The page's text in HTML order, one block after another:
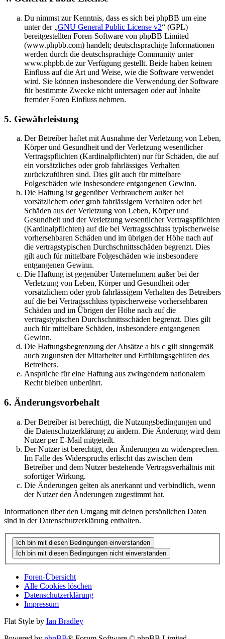
Du nimmst zur Kenntnis, dass es sich bei phpBB um eine
unter der „GNU General Public License v2“ (GPL)
bereitgestellten Foren-Software von phpBB Limited
(www.phpbb.com) handelt; deutschsprachige Informationen
werden durch die deutschsprachige Community unter
www.phpbb.de zur Verfügung gestellt. Beide haben keinen
Einfluss auf die Art und Weise, wie die Software verwendet
wird. Sie können insbesondere die Verwendung der Software
für bestimmte Zwecke nicht untersagen oder auf Inhalte
fremder Foren Einfluss nehmen.
5. Gewährleistung
Der Betreiber haftet mit Ausnahme der Verletzung von Leben,
Körper und Gesundheit und der Verletzung wesentlicher
Vertragspflichten (Kardinalpflichten) nur für Schäden, die auf
ein vorsätzliches oder grob fahrlässiges Verhalten
zurückzuführen sind. Dies gilt auch für mittelbare
Folgeschäden wie insbesondere entgangenen Gewinn.
Die Haftung ist gegenüber Verbrauchern außer bei
vorsätzlichem oder grob fahrlässigem Verhalten oder bei
Schäden aus der Verletzung von Leben, Körper und
Gesundheit und der Verletzung wesentlicher Vertragspflichten
(Kardinalpflichten) auf die bei Vertragsschluss typischerweise
vorhersehbaren Schäden und im übrigen der Höhe nach auf
die vertragstypischen Durchschnittsschäden begrenzt. Dies
gilt auch für mittelbare Folgeschäden wie insbesondere
entgangenen Gewinn.
Die Haftung ist gegenüber Unternehmern außer bei der
Verletzung von Leben, Körper und Gesundheit oder
vorsätzlichem oder grob fahrlässigem Verhalten des Betreibers
auf die bei Vertragsschluss typischerweise vorhersehbaren
Schäden und im Übrigen der Höhe nach auf die
vertragstypischen Durchschnittsschäden begrenzt. Dies gilt
auch für mittelbare Schäden, insbesondere entgangenen
Gewinn.
Die Haftungsbegrenzung der Absätze a bis c gilt sinngemäß
auch zugunsten der Mitarbeiter und Erfüllungsgehilfen des
Betreibers.
Ansprüche für eine Haftung aus zwingendem nationalem
Recht bleiben unberührt.
6. Änderungsvorbehalt
Der Betreiber ist berechtigt, die Nutzungsbedingungen und
die Datenschutzerklärung zu ändern. Die Änderung wird dem
Nutzer per E-Mail mitgeteilt.
Der Nutzer ist berechtigt, den Änderungen zu widersprechen.
Im Falle des Widerspruchs erlischt das zwischen dem
Betreiber und dem Nutzer bestehende Vertragsverhältnis mit
sofortiger Wirkung.
Die Änderungen gelten als anerkannt und verbindlich, wenn
der Nutzer den Änderungen zugestimmt hat.
Informationen über den Umgang mit deinen persönlichen Daten
sind in der Datenschutzerklärung enthalten.
Foren-Übersicht
Alle Cookies löschen
Datenschutzerklärung
Impressum
Flat Style by Ian Bradley